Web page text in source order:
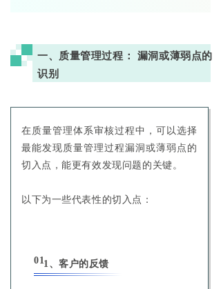
一、质量管理过程： 漏洞或薄弱点的
识别
在质量管理体系审核过程中，可以选择
最能发现质量管理过程漏洞或薄弱点的
切入点，能更有效发现问题的关键。
以下为一些代表性的切入点：
011、客户的反馈